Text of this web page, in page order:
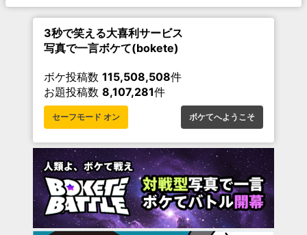
3秒で笑える大喜利サービス
写真で一言ボケて(bokete)
ボケ投稿数 115,508,508件
お題投稿数 8,107,281件
セーフモード オン ボケてへようこそ